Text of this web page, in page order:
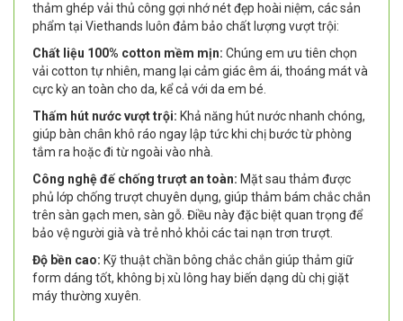
thảm ghép vải thủ công gợi nhớ nét đẹp hoài niệm, các sản
phẩm tại Viethands luôn đảm bảo chất lượng vượt trội:
Chất liệu 100% cotton mềm mịn: Chúng em ưu tiên chọn
vải cotton tự nhiên, mang lại cảm giác êm ái, thoáng mát và
cực kỳ an toàn cho da, kể cả với da em bé.
Thấm hút nước vượt trội: Khả năng hút nước nhanh chóng,
giúp bàn chân khô ráo ngay lập tức khi chị bước từ phòng
tắm ra hoặc đi từ ngoài vào nhà.
Công nghệ đế chống trượt an toàn: Mặt sau thảm được
phủ lớp chống trượt chuyên dụng, giúp thảm bám chắc chắn
trên sàn gạch men, sàn gỗ. Điều này đặc biệt quan trọng để
bảo vệ người già và trẻ nhỏ khỏi các tai nạn trơn trượt.
Độ bền cao: Kỹ thuật chần bông chắc chắn giúp thảm giữ
form dáng tốt, không bị xù lông hay biến dạng dù chị giặt
máy thường xuyên.